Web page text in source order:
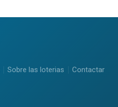
Sobre las loterias Contactar